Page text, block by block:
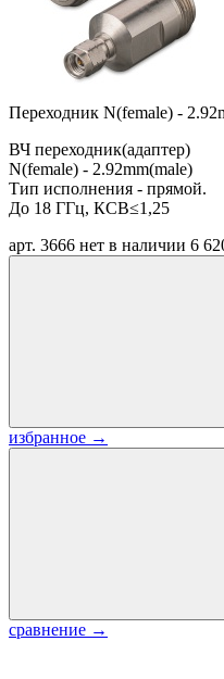
Переходник N(female) -
ВЧ переходник(адаптер)
N(female) - 2.92mm(male)
Тип исполнения - прямой.
До 18 ГГц, КСВ≤1,25
арт. 3666 нет в наличии 6
избранное →
сравнение →